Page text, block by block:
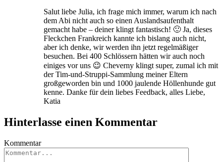
Salut liebe Julia, ich frage mich immer, warum ich nach
dem Abi nicht auch so einen Auslandsaufenthalt
gemacht habe – deiner klingt fantastisch! 🙂 Ja, dieses
Fleckchen Frankreich kannte ich bislang auch nicht,
aber ich denke, wir werden ihn jetzt regelmäßiger
besuchen. Bei 400 Schlössern hätten wir auch noch
einiges vor uns 😉 Cheverny klingt super, zumal ich mit
der Tim-und-Struppi-Sammlung meiner Eltern
großgeworden bin und 1000 jaulende Höllenhunde gut
kenne. Danke für dein liebes Feedback, alles Liebe,
Katia
Hinterlasse einen Kommentar
Kommentar